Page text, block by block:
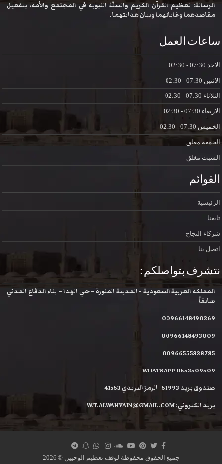
الرسالة: تعظيم القرآن الكريم والسنّة النبوية في المجتمع والأمة، بتفعيل
مقاصدهما وغاياتهما وبيان هدايتهما .
ساعات العمل
الاحد
الاثنين
الثلاثاء
الاربعاء
الخميس
الجمعة مغلق
السبت مغلق
القوائم
الرئيسية
تابعنا
شركاء النجاح
اتصل بنا
نتشرف بتواصلكم :
المملكة العربية السعودية - المدينة المنورة – حي الهدا – بناء الدفاع المدني
سابقاً
00966148490269
00966148493009
00966555338785
WHATSAPP 0552509509
صندوق بريد 51993- الرمز البريدي 41553
بريد الكتروني: W.T.ALWAHYAIN@GMAIL.COM
جميع الحقوق محفوظة لوقف تعظيم الوحيين © 2026